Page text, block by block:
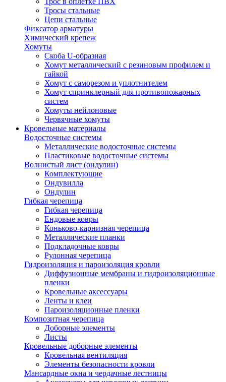
Тросы стальные
Цепи стальные
Фиксатор арматуры
Химический крепеж
Хомуты
Скоба U-образная
Хомут металлический с резиновым профилем и
гайкой
Хомут с саморезом и уплотнителем
Хомут спринклерный для противопожарных
систем
Хомуты нейлоновые
Червячные хомуты
Кровельные материалы
Водосточные системы
Металлические водосточные системы
Пластиковые водосточные системы
Волнистый лист (ондулин)
Комплектующие
Ондувилла
Ондулин
Гибкая черепица
Гибкая черепица
Ендовые ковры
Коньково-карнизная черепица
Металлические планки
Подкладочные ковры
Рулонная черепица
Гидроизоляция и пароизоляция кровли
Диффузионные мембраны и гидроизоляционные
пленки
Кровельные аксессуары
Ленты и клеи
Пароизоляционные пленки
Композитная черепица
Доборные элементы
Листы
Кровельные доборные элементы
Кровельная вентиляция
Элементы безопасности кровли
Мансардные окна и чердачные лестницы